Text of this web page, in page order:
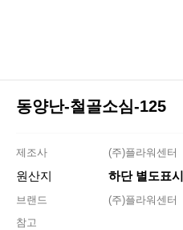
동양난-철골소심-125
제조사 (주)플라워센터
원산지 하단 별도표시
브랜드
(주)플라워센터
참고